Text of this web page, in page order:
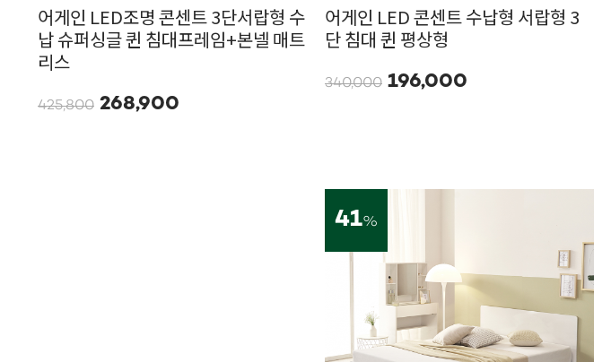
어게인 LED조명 콘센트 3단서랍형 수
납 슈퍼싱글 퀸 침대프레임+본넬 매트
리스
425,800 268,900
어게인 LED 콘센트 수납형 서랍형 3
단 침대 퀸 평상형
340,000 196,000
41%